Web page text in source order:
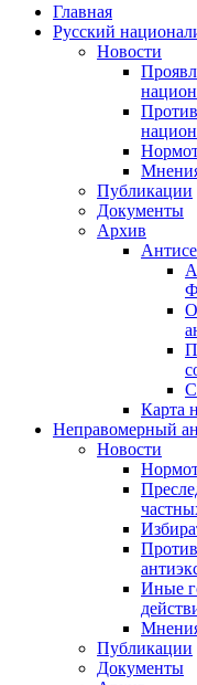
Главная
Русский
Новости
Публикации
Документы
Архив
Карта
Неправомерный
Новости
Иные
Публикации
Документы